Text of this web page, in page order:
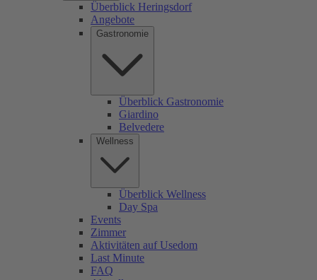
Überblick Heringsdorf
Angebote
Gastronomie
Überblick Gastronomie
Giardino
Belvedere
Wellness
Überblick Wellness
Day Spa
Events
Zimmer
Aktivitäten auf Usedom
Last Minute
FAQ